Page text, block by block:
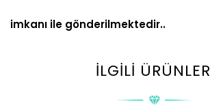
imkanı ile gönderilmektedir..
İLGILI ÜRÜNLER